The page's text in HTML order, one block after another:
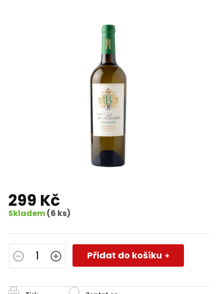
299 Kč
Skladem(6 ks)
Měrná
cena:
Přidat do košíku